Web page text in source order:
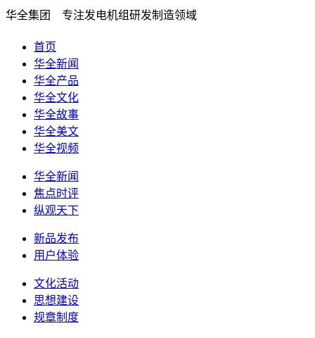
华全集团 专注发电机组研发制造领域
首页
华全新闻
华全产品
华全文化
华全故事
华全美文
华全视频
华全新闻
焦点时评
纵观天下
新品发布
用户体验
文化活动
思想建设
规章制度